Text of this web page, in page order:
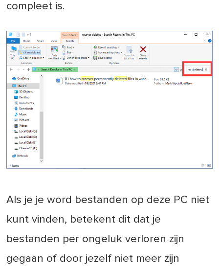
compleet is.
Als je je word bestanden op deze PC niet
kunt vinden, betekent dit dat je
bestanden per ongeluk verloren zijn
gegaan of door jezelf niet meer zijn